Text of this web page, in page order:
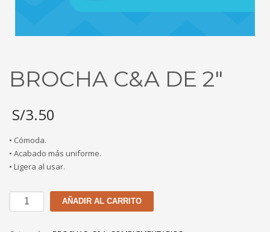
BROCHA C&A DE 2″
S/3.50
• Cómoda.
• Acabado más uniforme.
• Ligera al usar.
BROCHA
C&A
AÑADIR AL CARRITO